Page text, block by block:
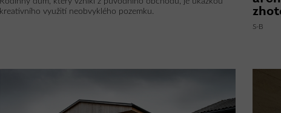
kreativního využití neobvyklého pozemku.
S-B